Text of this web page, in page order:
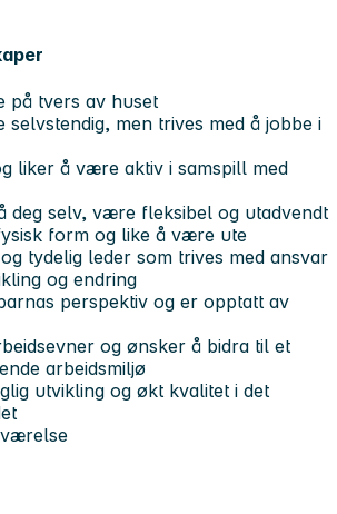
på tvers av huset
selvstendig, men trives med å jobbe i
liker å være aktiv i samspill med
deg selv, være fleksibel og utadvendt
form og like å være ute
tydelig leder som trives med ansvar
og endring
perspektiv og er opptatt av
og ønsker å bidra til et
arbeidsmiljø
utvikling og økt kvalitet i det